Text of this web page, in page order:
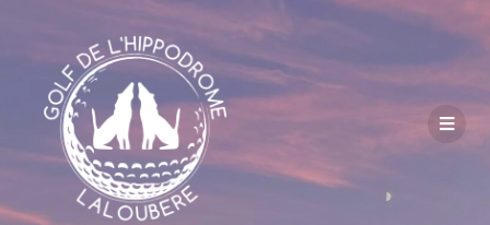
au
contenu